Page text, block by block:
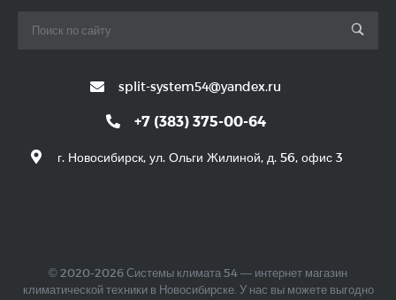
split-system54@yandex.ru
+7 (383) 375-00-64
г. Новосибирск, ул. Ольги Жилиной, д. 56, офис 3
© 2020-2026 Системы климата 54 — интернет магазин
климатической техники в Новосибирске. У нас вы можете выгодно